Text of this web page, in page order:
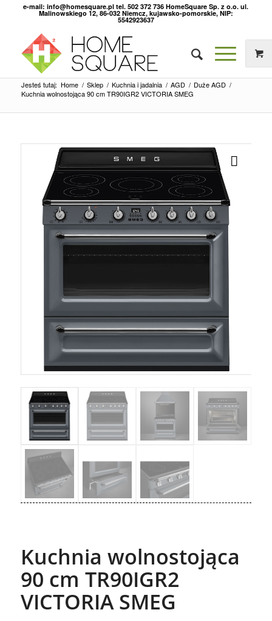
e-mail: info@homesquare.pl tel. 502 372 736 HomeSquare Sp. z o.o. ul.
Malinowskiego 12, 86-032 Niemcz, kujawsko-pomorskie, NIP:
5542923637
Jesteś tutaj: Home / Sklep / Kuchnia i jadalnia / AGD / Duże AGD /
Kuchnia wolnostojąca 90 cm TR90IGR2 VICTORIA SMEG
Kuchnia wolnostojąca
90 cm TR90IGR2
VICTORIA SMEG